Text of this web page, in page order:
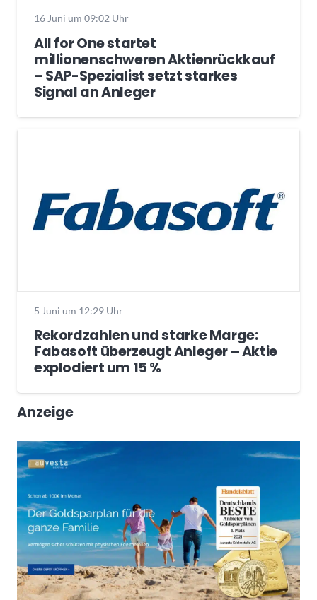
16 Juni um 09:02 Uhr
All for One startet
millionenschweren Aktienrückkauf
– SAP-Spezialist setzt starkes
Signal an Anleger
5 Juni um 12:29 Uhr
Rekordzahlen und starke Marge:
Fabasoft überzeugt Anleger – Aktie
explodiert um 15 %
Anzeige